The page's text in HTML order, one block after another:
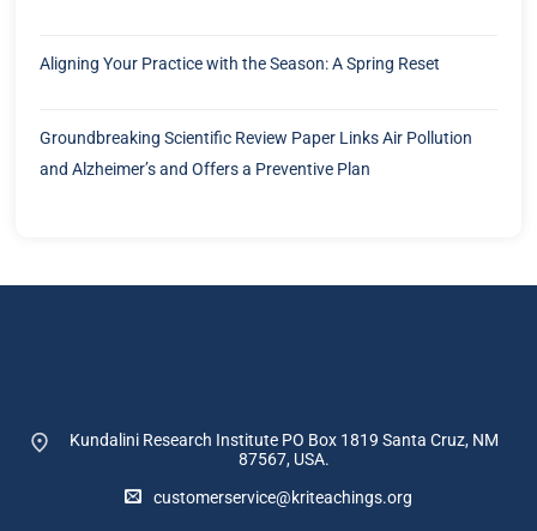
Aligning Your Practice with the Season: A Spring Reset
Groundbreaking Scientific Review Paper Links Air Pollution
and Alzheimer’s and Offers a Preventive Plan
Kundalini Research Institute PO Box 1819 Santa Cruz, NM
87567, USA.
customerservice@kriteachings.org